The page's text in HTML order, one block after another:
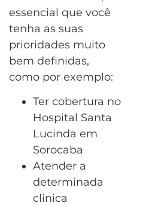
essencial que você
tenha as suas
prioridades muito
bem definidas,
como por exemplo:
Ter cobertura no
Hospital Santa
Lucinda em
Sorocaba
Atender a
determinada
clinica